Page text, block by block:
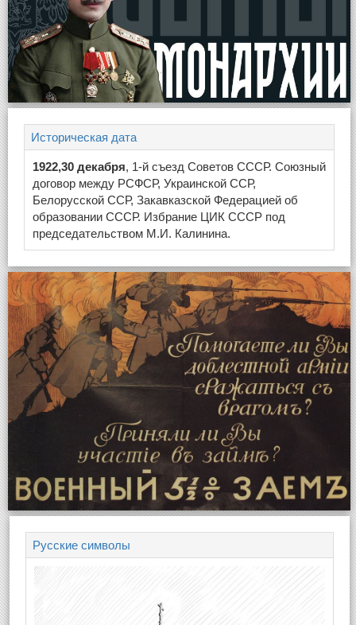
Историческая дата
1922,30 декабря, 1-й съезд Советов СССР. Союзный
договор между РСФСР, Украинской ССР,
Белорусской ССР, Закавказской Федерацией об
образовании СССР. Избрание ЦИК СССР под
председательством М.И. Калинина.
Русские символы